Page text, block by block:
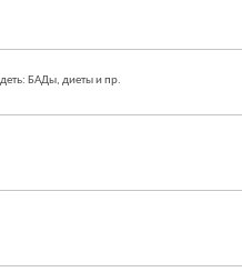
БАДы, диеты и пр.